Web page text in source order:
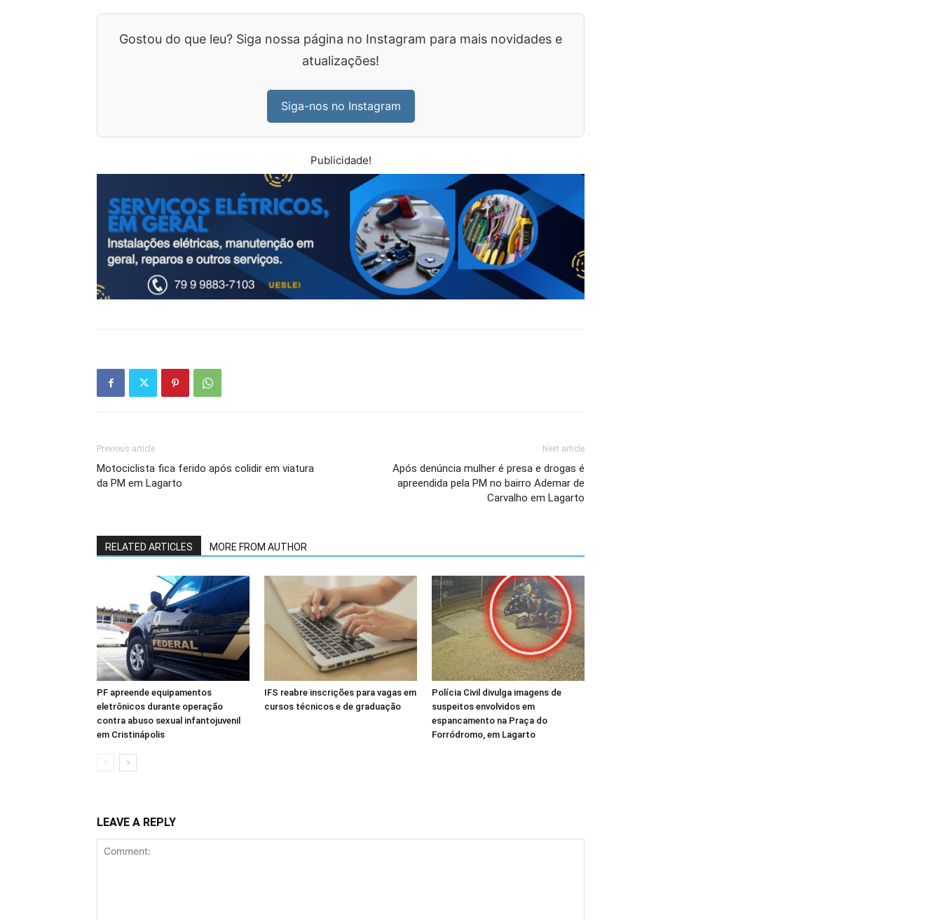
Gostou do que leu? Siga nossa página no Instagram para mais novidades e
atualizações!
Siga-nos no Instagram
Publicidade!
Previous article
Motociclista fica ferido após colidir em viatura
da PM em Lagarto
Next article
Após denúncia mulher é presa e drogas é
apreendida pela PM no bairro Ademar de
Carvalho em Lagarto
RELATED ARTICLES MORE FROM AUTHOR
PF apreende equipamentos
eletrônicos durante operação
contra abuso sexual infantojuvenil
em Cristinápolis
IFS reabre inscrições para vagas em
cursos técnicos e de graduação
Polícia Civil divulga imagens de
suspeitos envolvidos em
espancamento na Praça do
Forródromo, em Lagarto
LEAVE A REPLY